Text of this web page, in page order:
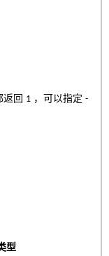
返回 1 ，可以指定 -
型